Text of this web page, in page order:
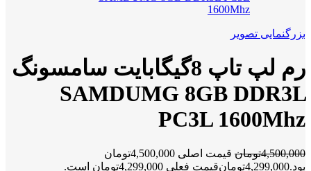
بزرگنمایی تصویر
رم لپ تاپ 8گیگابایت سامسونگ
SAMDUMG 8GB DDR3L
PC3L 1600Mhz
4,500,000تومان
قیمت اصلی 4,500,000تومان
بود.4,299,000تومانقیمت فعلی 4,299,000تومان است.